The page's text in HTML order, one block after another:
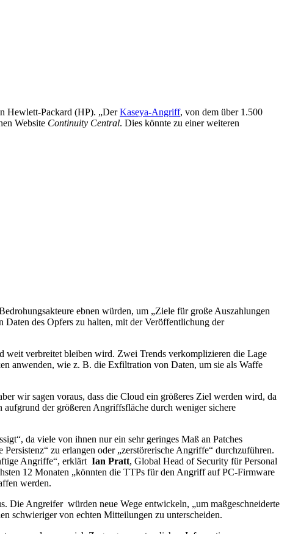
Hewlett-Packard (HP). „DerKaseya-Angriff, von dem über 1.500
Website Continuity Central. Dies könnte zu einer weiteren
ebnen würden, um „Ziele für große Auszahlungen
des Opfers zu halten, mit der Veröffentlichung der
weit verbreitet bleiben wird. Zwei Trends verkomplizieren die Lage
anwenden, wie z. B. die Exfiltration von Daten, um sie als Waffe
wir sagen voraus, dass die Cloud ein größeres Ziel werden wird, da
der größeren Angriffsfläche durch weniger sichere
da viele von ihnen nur ein sehr geringes Maß an Patches
zu erlangen oder „zerstörerische Angriffe“ durchzuführen.
Angriffe“, erklärt Ian Pratt, Global Head of Security für Personal
12 Monaten „könnten die TTPs für den Angriff auf PC-Firmware
werden.
Die Angreifer würden neue Wege entwickeln, „um maßgeschneiderte
schwieriger von echten Mitteilungen zu unterscheiden.